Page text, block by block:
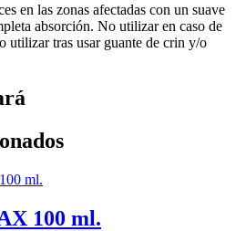
en las zonas afectadas con un suave
absorción. No utilizar en caso de
utilizar tras usar guante de crin y/o
100 ml.